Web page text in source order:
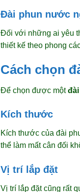
Đài phun nước
Đối với những ai yêu
thiết kế theo phong
Cách chọn
Để chọn được một
Kích thước
Kích thước của đài
thể làm mất cân đối
Vị trí lắp đặt
Vị trí lắp đặt cũng rất